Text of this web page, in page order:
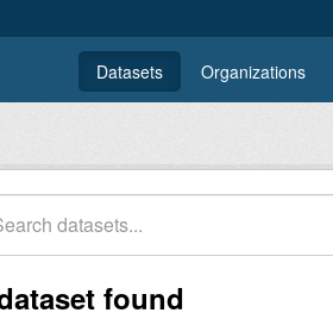
Datasets Organizations
found